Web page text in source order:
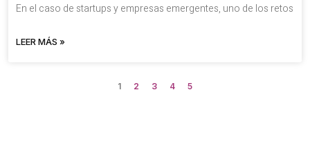
En el caso de startups y empresas emergentes, uno de los retos
LEER MÁS »
1 2 3 4 5